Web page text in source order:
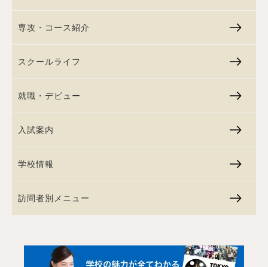
専攻・コース紹介
スクールライフ
就職・デビュー
入試案内
学校情報
訪問者別メニュー